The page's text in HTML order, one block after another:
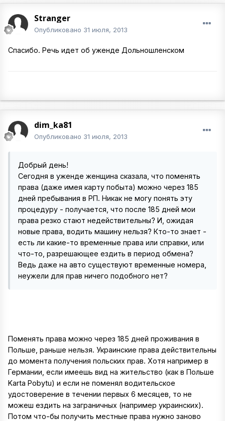
Stranger
Опубликовано 31 июля, 2013
Спасибо. Речь идет об уженде Дольношленском
dim_ka81
Опубликовано 31 июля, 2013
Добрый день!
Сегодня в уженде женщина сказала, что поменять
права (даже имея карту побыта) можно через 185
дней пребывания в РП. Никак не могу понять эту
процедуру - получается, что после 185 дней мои
права резко стают недействительны? И, ожидая
новые права, водить машину нельзя? Кто-то знает -
есть ли какие-то временные права или справки, или
что-то, разрешающее ездить в период обмена?
Ведь даже на авто существуют временные номера,
неужели для прав ничего подобного нет?
Поменять права можно через 185 дней проживания в
Польше, раньше нельзя. Украинские права действительны
до момента получения польских прав. Хотя например в
Германии, если имеешь вид на жительство (как в Польше
Karta Pobytu) и если не поменял водительское
удостоверение в течении первых 6 месяцев, то не
можеш ездить на заграничных (например украинских).
Потом что-бы получить местные права нужно заново